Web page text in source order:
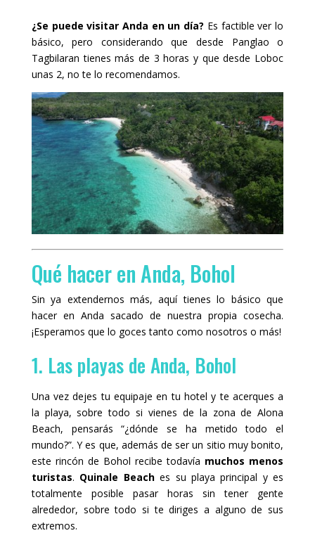
¿Se puede visitar Anda en un día? Es factible ver lo
básico, pero considerando que desde Panglao o
Tagbilaran tienes más de 3 horas y que desde Loboc
unas 2, no te lo recomendamos.
Qué hacer en Anda, Bohol
Sin ya extendernos más, aquí tienes lo básico que
hacer en Anda sacado de nuestra propia cosecha.
¡Esperamos que lo goces tanto como nosotros o más!
1. Las playas de Anda, Bohol
Una vez dejes tu equipaje en tu hotel y te acerques a
la playa, sobre todo si vienes de la zona de Alona
Beach, pensarás “¿dónde se ha metido todo el
mundo?”. Y es que, además de ser un sitio muy bonito,
este rincón de Bohol recibe todavía muchos menos
turistas. Quinale Beaches su playa principal y es
totalmente posible pasar horas sin tener gente
alrededor, sobre todo si te diriges a alguno de sus
extremos.